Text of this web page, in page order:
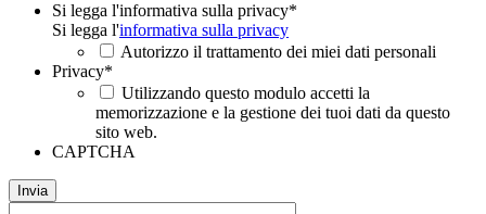
Si legga l'informativa sulla privacy*
Si legga l'informativa sulla privacy
Autorizzo il trattamento dei miei dati personali
Privacy*
Utilizzando questo modulo accetti la
memorizzazione e la gestione dei tuoi dati da questo
sito web.
CAPTCHA